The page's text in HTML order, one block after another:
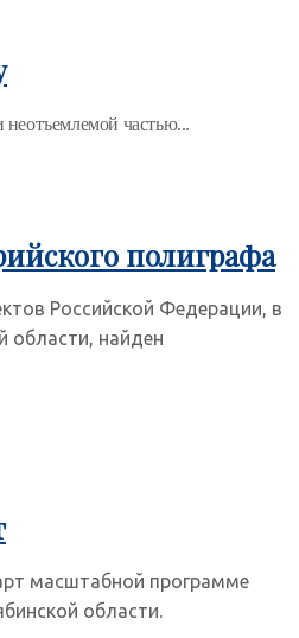
неотъемлемой частью...
полиграфа
Российской Федерации, в
области, найден
масштабной программе
области.